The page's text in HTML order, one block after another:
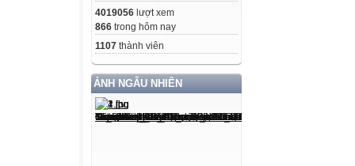
4019056 lượt xem
866 trong hôm nay
1107 thành viên
ẢNH NGẪU NHIÊN